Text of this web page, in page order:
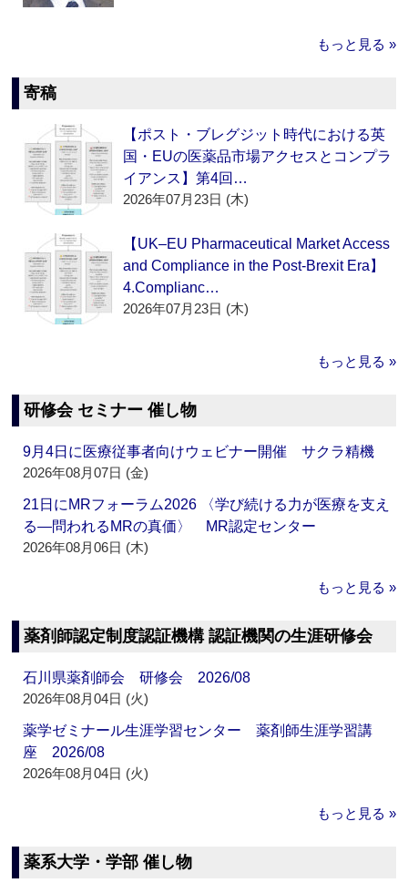
もっと見る »
寄稿
【ポスト・ブレグジット時代における英
国・EUの医薬品市場アクセスとコンプラ
イアンス】第4回…
2026年07月23日 (木)
【UK–EU Pharmaceutical Market Access
and Compliance in the Post-Brexit Era】
4.Complianc…
2026年07月23日 (木)
もっと見る »
研修会 セミナー 催し物
9月4日に医療従事者向けウェビナー開催 サクラ精機
2026年08月07日 (金)
21日にMRフォーラム2026 〈学び続ける力が医療を支え
る―問われるMRの真価〉 MR認定センター
2026年08月06日 (木)
もっと見る »
薬剤師認定制度認証機構 認証機関の生涯研修会
石川県薬剤師会 研修会 2026/08
2026年08月04日 (火)
薬学ゼミナール生涯学習センター 薬剤師生涯学習講
座 2026/08
2026年08月04日 (火)
もっと見る »
薬系大学・学部 催し物